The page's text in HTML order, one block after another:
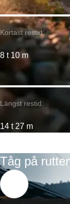
Kortast restid:
8 t 10 m
Längst restid:
14 t 27 m
Tåg på